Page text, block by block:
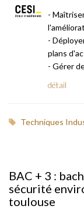
-
-
plans
- Gérer
détail
Techniques
BAC + 3 :
sécurité
toulouse